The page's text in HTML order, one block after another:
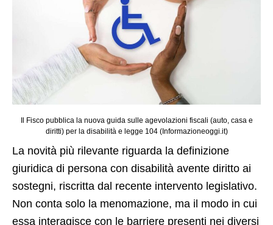
Il Fisco pubblica la nuova guida sulle agevolazioni fiscali (auto, casa e
diritti) per la disabilità e legge 104 (Informazioneoggi.it)
La novità più rilevante riguarda la definizione
giuridica di persona con disabilità avente diritto ai
sostegni, riscritta dal recente intervento legislativo.
Non conta solo la menomazione, ma il modo in cui
essa interagisce con le barriere presenti nei diversi